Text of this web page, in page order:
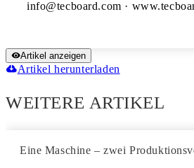
Artikel anzeigen
Artikel herunterladen
WEITERE ARTIKEL
Eine Maschine – zwei